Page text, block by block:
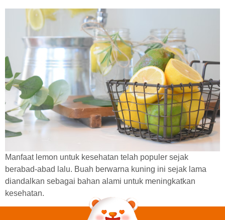
Manfaat lemon untuk kesehatan telah populer sejak
berabad-abad lalu. Buah berwarna kuning ini sejak lama
diandalkan sebagai bahan alami untuk meningkatkan
kesehatan.